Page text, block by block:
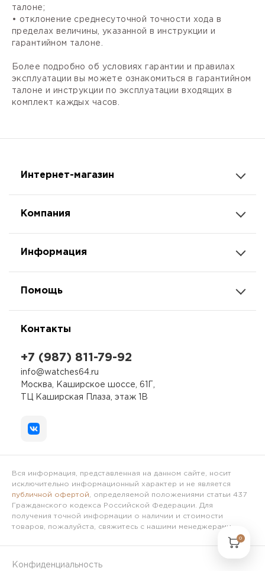
талоне;
• отклонение среднесуточной точности хода в
пределах величины, указанной в инструкции и
гарантийном талоне.
Более подробно об условиях гарантии и правилах
эксплуатации вы можете ознакомиться в гарантийном
талоне и инструкции по эксплуатации входящих в
комплект каждых часов.
Интернет-магазин
Компания
Информация
Помощь
Контакты
+7 (987) 811-79-92
info@watches64.ru
Москва, Каширское шоссе, 61Г,
ТЦ Каширская Плаза, этаж 1В
Вся информация, представленная на данном сайте, носит
исключительно информационный характер и не является
публичной офертой , определяемой положениями статьи 437
Гражданского кодекса Российской Федерации. Для
получения точной информации о наличии и стоимости
товаров, пожалуйста, свяжитесь с нашими менеджерами.
Конфиденциальность
0